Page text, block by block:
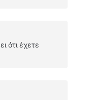
ότι έχετε